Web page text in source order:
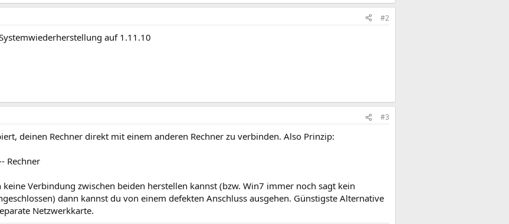
#2
auf 1.11.10
#3
deinen Rechner direkt mit einem anderen Rechner zu verbinden. Also Prinzip:
Rechner
keine Verbindung zwischen beiden herstellen kannst (bzw. Win7 immer noch sagt kein
dann kannst du von einem defekten Anschluss ausgehen. Günstigste Alternative
Netzwerkkarte.